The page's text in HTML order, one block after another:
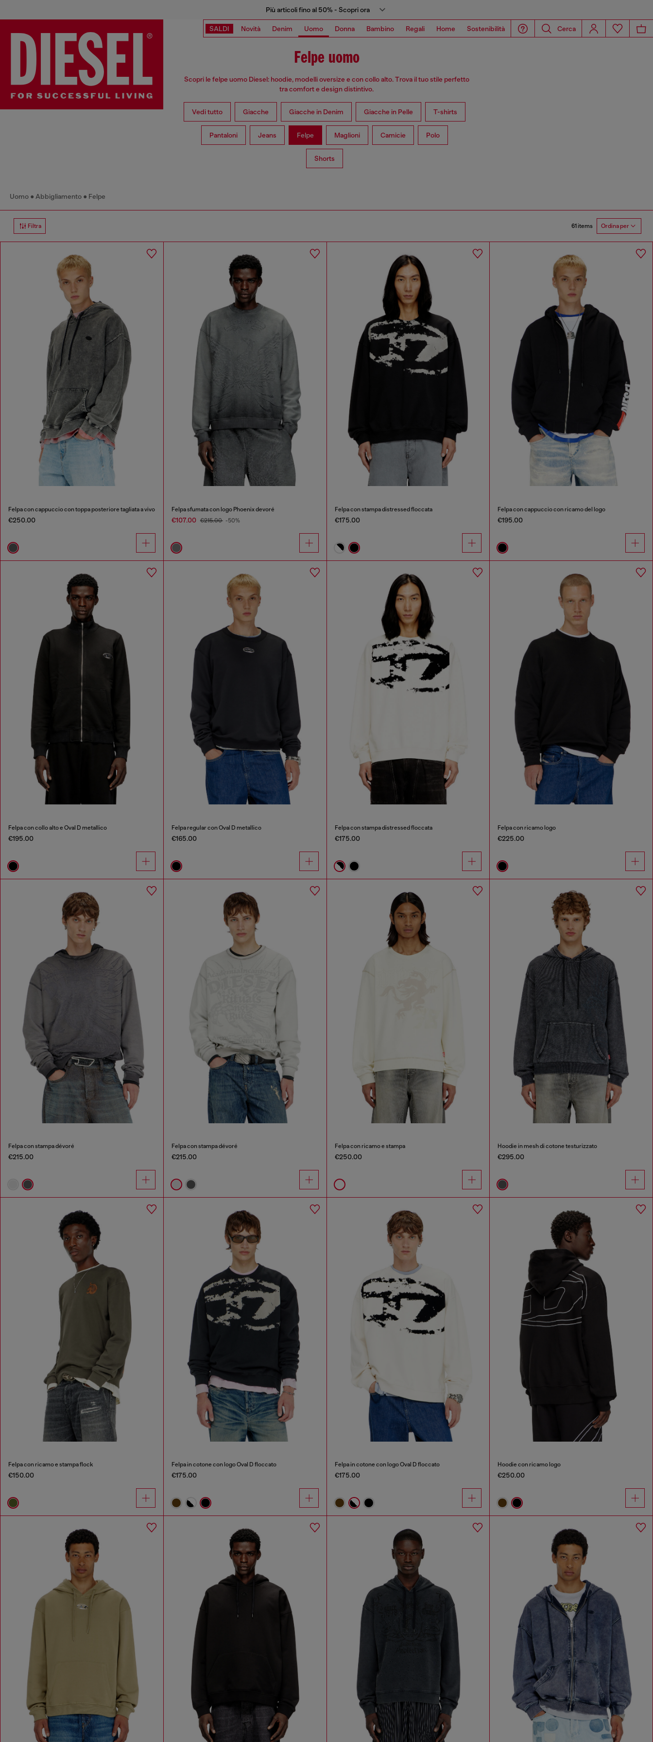
Più articoli fino al 50% - Scopri ora
SALDI Novità Denim Uomo Donna Bambino Regali Home Sostenibilità Cerca
Felpe uomo
Scopri le felpe uomo Diesel: hoodie, modelli oversize e con collo alto. Trova il tuo stile perfetto
tra comfort e design distintivo.
Vedi tutto Giacche Giacche in Denim Giacche in Pelle T-shirts
Pantaloni Jeans Felpe Maglioni Camicie Polo
Shorts
Uomo Abbigliamento Felpe
Filtra 61 items Ordina per
Felpa con cappuccio con toppa posteriore tagliata a vivo
€250.00
Felpa sfumata con logo Phoenix devoré
€107.00 €215.00 -50%
Felpa con stampa distressed floccata
€175.00
Felpa con cappuccio con ricamo del logo
€195.00
Felpa con collo alto e Oval D metallico
€195.00
Felpa regular con Oval D metallico
€165.00
Felpa con stampa distressed floccata
€175.00
Felpa con ricamo logo
€225.00
Felpa con stampa dévoré
€215.00
Felpa con stampa dévoré
€215.00
Felpa con ricamo e stampa
€250.00
Hoodie in mesh di cotone testurizzato
€295.00
Felpa con ricamo e stampa flock
€150.00
Felpa in cotone con logo Oval D floccato
€175.00
Felpa in cotone con logo Oval D floccato
€175.00
Hoodie con ricamo logo
€250.00